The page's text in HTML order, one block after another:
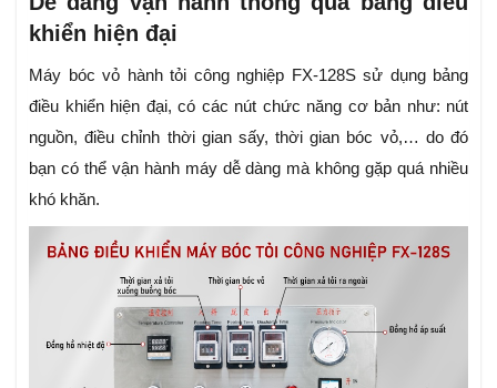
khiển hiện đại
Máy bóc vỏ hành tỏi công nghiệp FX-128S sử dụng bảng
điều khiển hiện đại, có các nút chức năng cơ bản như: nút
nguồn, điều chỉnh thời gian sấy, thời gian bóc vỏ,… do đó
bạn có thể vận hành máy dễ dàng mà không gặp quá nhiều
khó khăn.